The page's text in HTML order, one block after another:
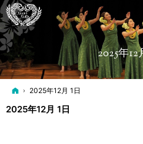
2025年12
ホーム
2025年12月 1日
2025年12月 1日